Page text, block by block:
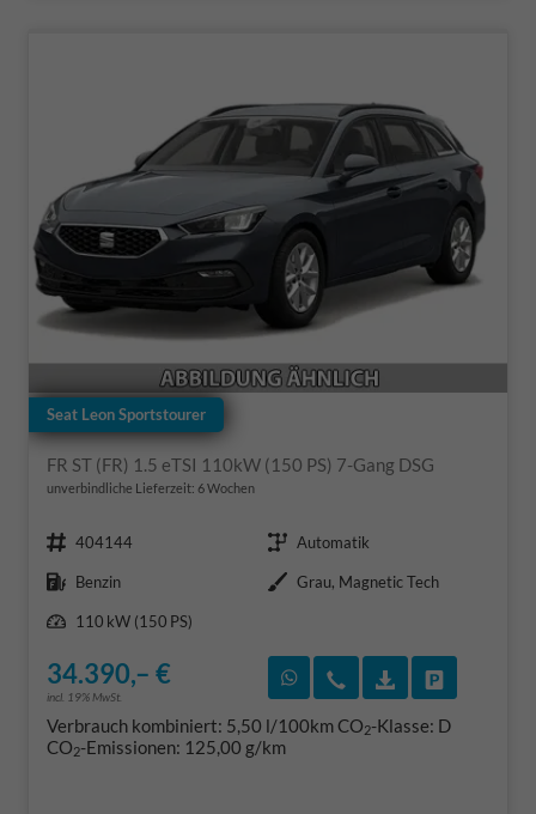
Seat Leon Sportstourer
FR ST (FR) 1.5 eTSI 110kW (150 PS) 7-Gang DSG
unverbindliche Lieferzeit: 6 Wochen
Fahrzeugnr. 404144 Getriebe Automatik
Kraftstoff Benzin Außenfarbe Grau, Magnetic Tech
Leistung
110 kW (150 PS)
34.390,– €
incl. 19% MwSt.
Rückruf vereinbaren
Wir rufen Sie an
Verbrauch kombiniert: 5,50 l/100kmCO2-Klasse: D
CO2-Emissionen: 125,00 g/km